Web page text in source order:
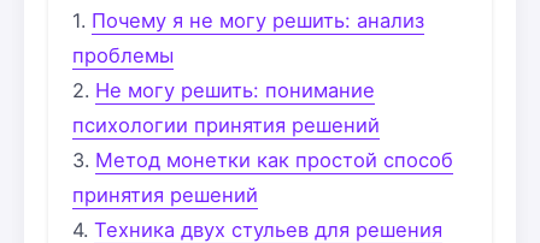
Почему я не могу решить: анализ
проблемы
Не могу решить: понимание
психологии принятия решений
Метод монетки как простой способ
принятия решений
Техника двух стульев для решения